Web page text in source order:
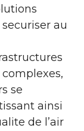
securiser au
se
ainsi
de l’air